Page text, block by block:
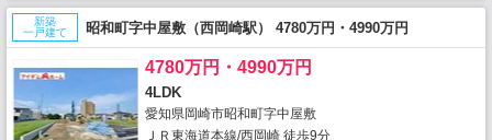
新築
一戸建て
昭和町字中屋敷（西岡崎駅） 4780万円・4990万円
4780万円・4990万円
4LDK
愛知県岡崎市昭和町字中屋敷
ＪＲ東海道本線/西岡崎 徒歩9分